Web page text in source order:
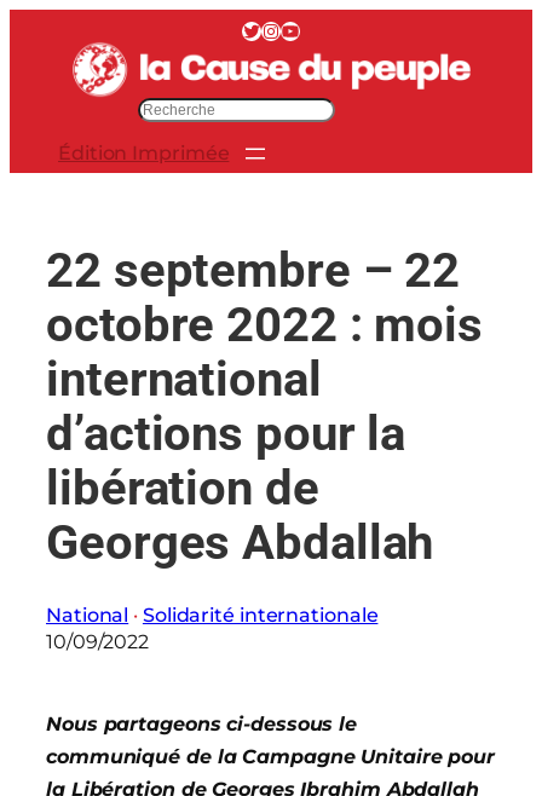
contenu
Twitter InstagramYouTube
c
e
Édition Imprimée
22 septembre – 22
octobre 2022 : mois
international
d’actions pour la
libération de
Georges Abdallah
National · Solidarité internationale
10/09/2022
Nous partageons ci-dessous le
communiqué de la Campagne Unitaire pour
la Libération de Georges Ibrahim Abdallah